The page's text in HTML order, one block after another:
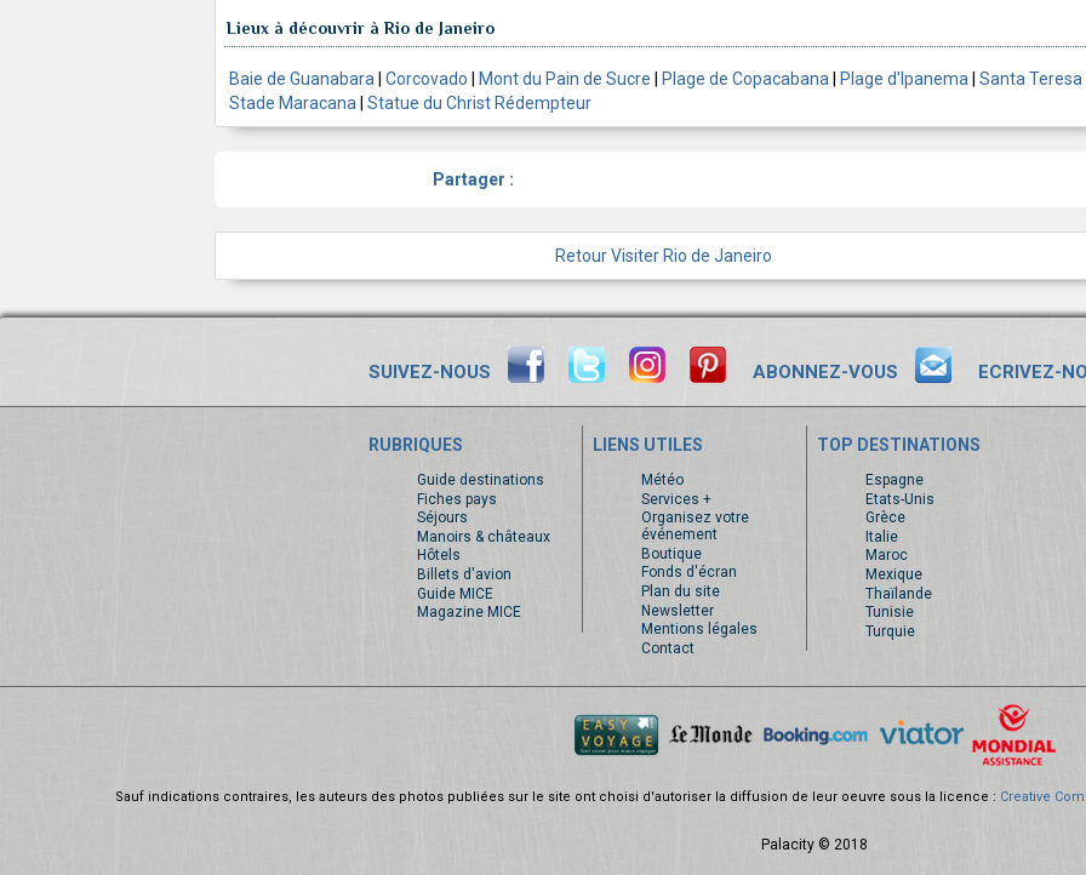
Lieux à découvrir à Rio de Janeiro
Baie de Guanabara Corcovado Mont du Pain de Sucre Plage de Copacabana Plage d'Ipanema Santa Teresa
Stade Maracana Statue du Christ Rédempteur
Partager :
Retour Visiter Rio de Janeiro
SUIVEZ-NOUS ABONNEZ-VOUS ECRIVEZ-
RUBRIQUES
Guide destinations
Fiches pays
Séjours
Manoirs & châteaux
Hôtels
Billets d'avion
Guide MICE
Magazine MICE
LIENS UTILES
Météo
Services +
Organisez votre
événement
Boutique
Fonds d'écran
Plan du site
Newsletter
Mentions légales
Contact
TOP DESTINATIONS
Espagne
Etats-Unis
Grèce
Italie
Maroc
Mexique
Thaïlande
Tunisie
Turquie
Sauf indications contraires, les auteurs des photos publiées sur le site ont choisi d'autoriser la diffusion de leur oeuvre sous la licence : Creative
Palacity © 2018